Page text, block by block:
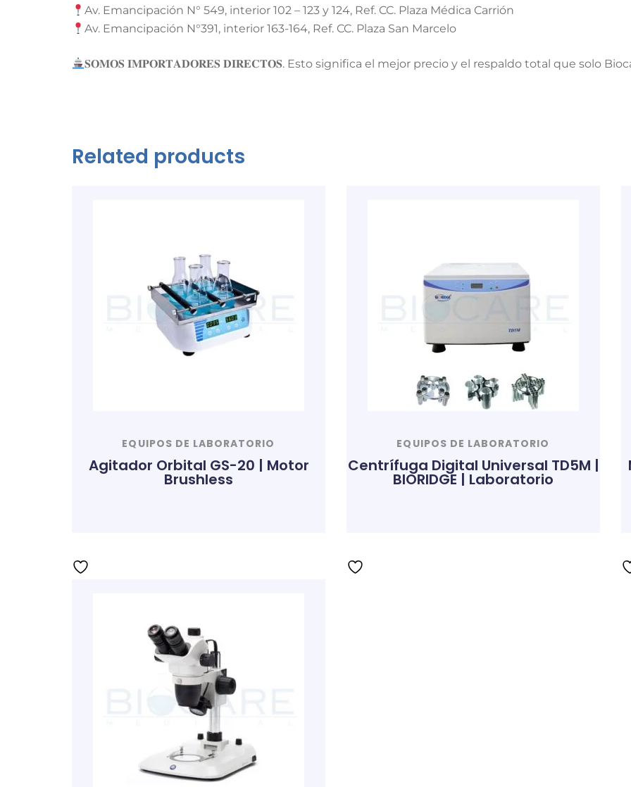
Av. Emancipación N° 549, interior 102 – 123 y 124, Ref. CC. Plaza Médica Carrión
Av. Emancipación N°391, interior 163-164, Ref. CC. Plaza San Marcelo
𝐒𝐎𝐌𝐎𝐒 𝐈𝐌𝐏𝐎𝐑𝐓𝐀𝐃𝐎𝐑𝐄𝐒 𝐃𝐈𝐑𝐄𝐂𝐓𝐎𝐒. Esto significa el mejor precio y el respaldo total que solo
Related products
EQUIPOS DE LABORATORIO
Agitador Orbital GS-20 | Motor
Brushless
EQUIPOS DE LABORATORIO
Centrífuga Digital Universal TD5M |
BIORIDGE | Laboratorio